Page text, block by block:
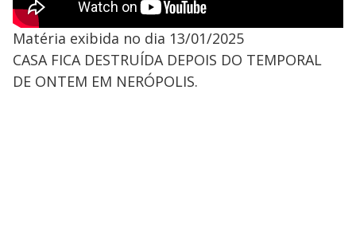
Matéria exibida no dia 13/01/2025
CASA FICA DESTRUÍDA DEPOIS DO TEMPORAL
DE ONTEM EM NERÓPOLIS.